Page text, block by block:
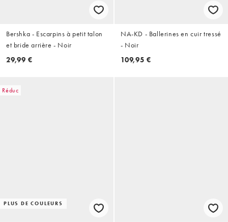
Bershka - Escarpins à petit talon
et bride arrière - Noir
29,99 €
NA-KD - Ballerines en cuir tressé
- Noir
109,95 €
Réduc
PLUS DE COULEURS